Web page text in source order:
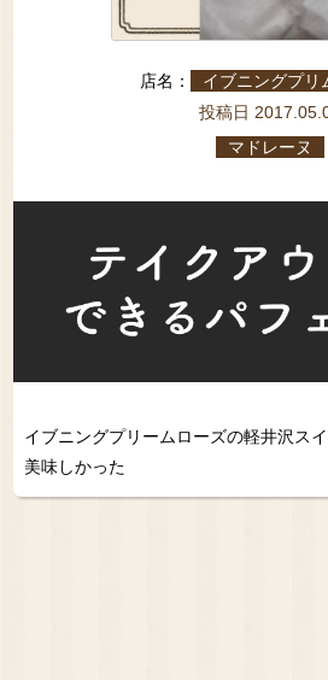
店名： イブニングプリ
投稿日
マドレーヌ
イブニングプリームローズの軽井沢ス
美味しかった